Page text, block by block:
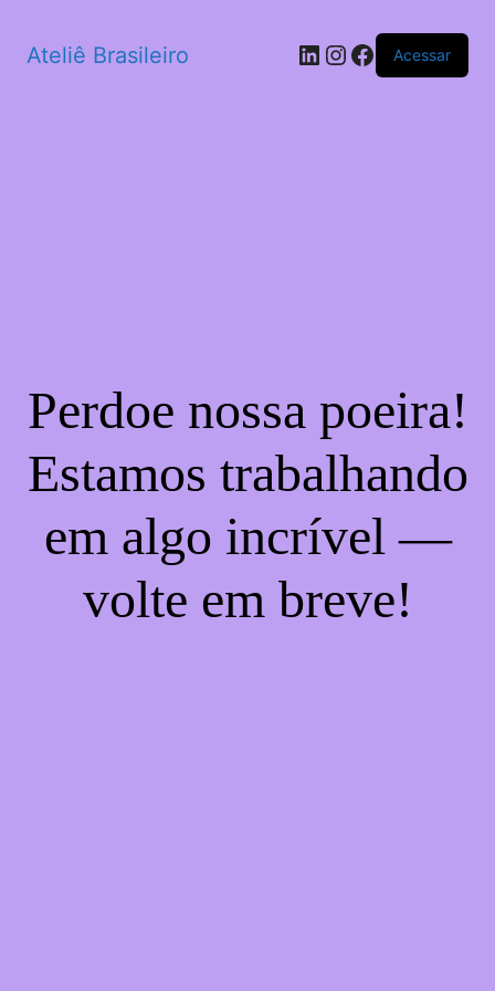
Ateliê Brasileiro LinkedIn
Instagram
Facebook
Acessar
Perdoe nossa poeira!
Estamos trabalhando
em algo incrível —
volte em breve!